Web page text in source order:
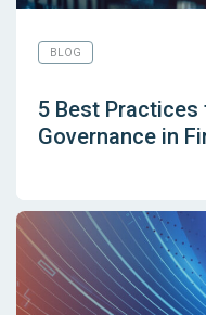
BLOG
5 Best
Governance in